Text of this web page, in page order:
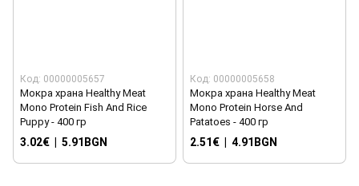
Код: 00000005657
Мокра храна Healthy Meat
Mono Protein Fish And Rice
Puppy - 400 гр
3.02€ 5.91BGN
Код: 00000005658
Мокра храна Healthy Meat
Mono Protein Horse And
Patatoes - 400 гр
2.51€ 4.91BGN